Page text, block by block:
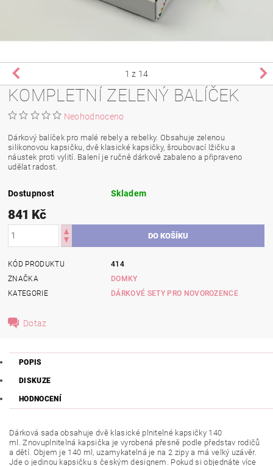
1 z 14
KOMPLETNÍ ZELENÝ BALÍČEK
Neohodnoceno
Dárkový balíček pro malé rebely a rebelky. Obsahuje zelenou
silikonovou kapsičku, dvě klasické kapsičky, šroubovací lžičku a
náustek proti vylití. Balení je ručně dárkově zabaleno a připraveno
udělat radost.
Dostupnost Skladem
841 Kč
KÓD PRODUKTU
414
ZNAČKA
DOMKY
KATEGORIE
DÁRKOVÉ SETY PRO NOVOROZENCE
Dotaz
POPIS
DISKUZE
HODNOCENÍ
Dárková sada obsahuje dvě klasické plnitelné kapsičky 140
ml. Znovuplnitelná kapsička je vyrobená přesně podle představ rodičů
a dětí. Objem je 140 ml, uzamykatelná je na 2 zipy a má velký uzávěr.
Jde o jedinou kapsičku s českým designem. Pokud si objednáte více